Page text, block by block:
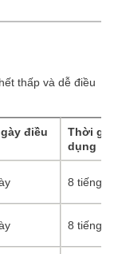
thấp và dễ điều
điều
Thời
dụng
8 tiếng/
8 tiếng/